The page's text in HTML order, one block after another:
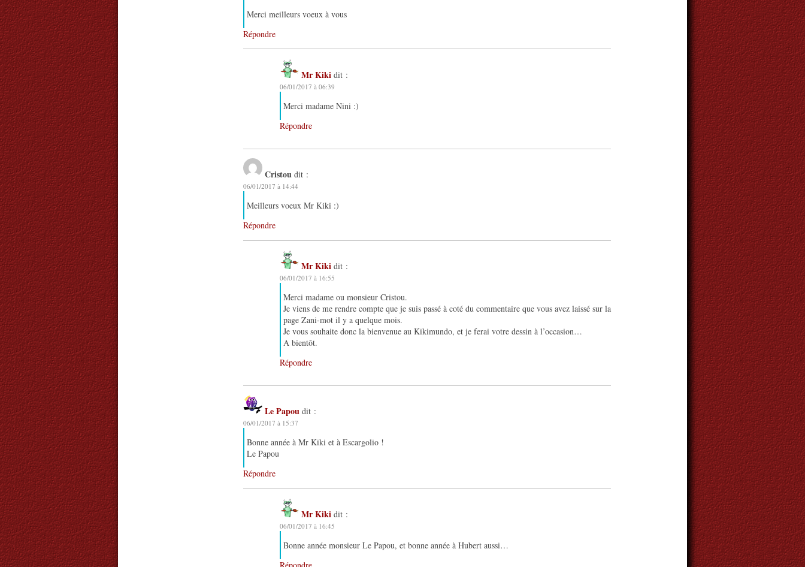
Merci meilleurs voeux à vous
Répondre
Mr Kiki dit :
06/01/2017 à 06:39
Merci madame Nini :)
Répondre
Cristou dit :
06/01/2017 à 14:44
Meilleurs voeux Mr Kiki :)
Répondre
Mr Kiki dit :
06/01/2017 à 16:55
Merci madame ou monsieur Cristou.
Je viens de me rendre compte que je suis passé à coté du commentaire que vous avez laissé sur la
page Zani-mot il y a quelque mois.
Je vous souhaite donc la bienvenue au Kikimundo, et je ferai votre dessin à l’occasion…
A bientôt.
Répondre
Le Papou dit :
06/01/2017 à 15:37
Bonne année à Mr Kiki et à Escargolio !
Le Papou
Répondre
Mr Kiki dit :
06/01/2017 à 16:45
Bonne année monsieur Le Papou, et bonne année à Hubert aussi…